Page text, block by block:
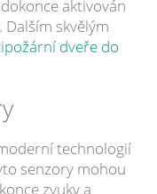
aktivován
skvělým
dveře do
technologií
senzory mohou
zvuky a